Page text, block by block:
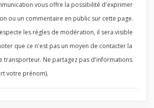
vous offre la possibilité d'exprimer
ou un commentaire en public sur cette page.
les règles de modération, il sera visible
que ce n'est pas un moyen de contacter la
transporteur. Ne partagez pas d'informations
votre prénom).